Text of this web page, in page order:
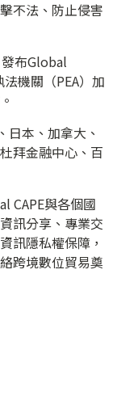
不法、防止侵害
布Global
機關（PEA）加
日本、加拿大、
拜金融中心、百
CAPE與各個國
訊分享、專業交
訊隱私權保障，
跨境數位貿易奠